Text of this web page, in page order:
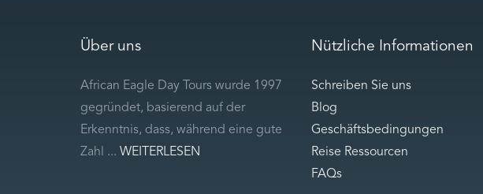
Über uns
African Eagle Day Tours wurde 1997
gegründet, basierend auf der
Erkenntnis, dass, während eine gute
Zahl ... WEITERLESEN
Nützliche Informationen
Schreiben Sie uns
Blog
Geschäftsbedingungen
Reise Ressourcen
FAQs